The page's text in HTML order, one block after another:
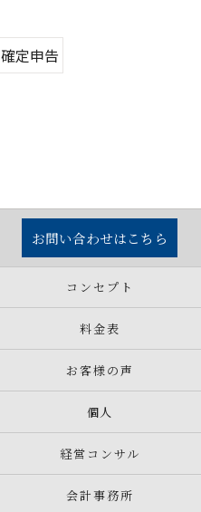
確定申告
お問い合わせはこちら
コンセプト
料金表
お客様の声
個人
経営コンサル
会計事務所